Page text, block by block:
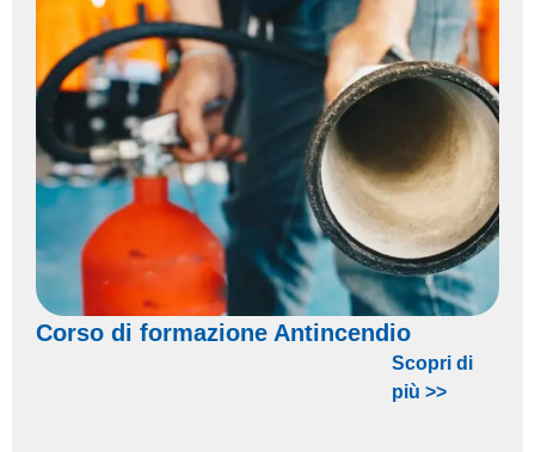
Corso di formazione Antincendio
Scopri di
più >>